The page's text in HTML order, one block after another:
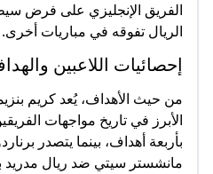
الفريق الإنجليزي على فرض
الريال تفوقه في مباريات أخرى.
إحصائيات اللاعبين
من حيث الأهداف، يُعد كريم
بأربعة أهداف، بينما يتصدر
مانشستر سيتي ضد ريال مدريد بـ4